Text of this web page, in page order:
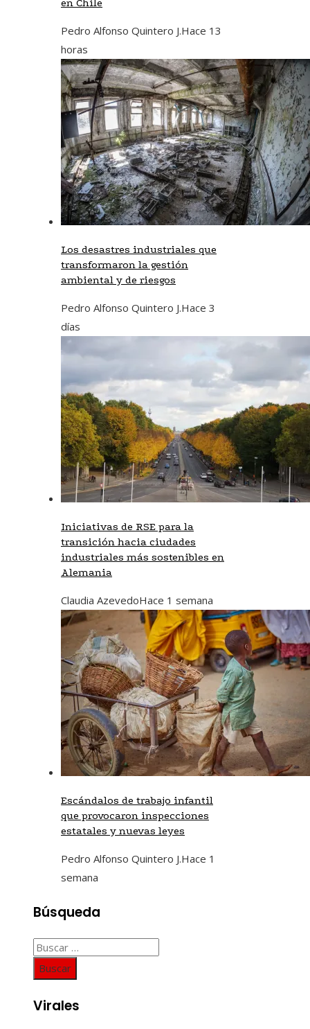
en Chile
Pedro Alfonso Quintero J.Hace 13
horas
Los desastres industriales que
transformaron la gestión
ambiental y de riesgos
Pedro Alfonso Quintero J.Hace 3
días
Iniciativas de RSE para la
transición hacia ciudades
industriales más sostenibles en
Alemania
Claudia AzevedoHace 1 semana
Escándalos de trabajo infantil
que provocaron inspecciones
estatales y nuevas leyes
Pedro Alfonso Quintero J.Hace 1
semana
Búsqueda
Buscar:
Virales